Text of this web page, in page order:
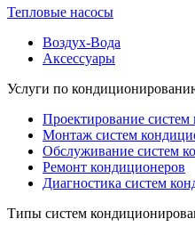
Тепловые насосы
Воздух-Вода
Аксессуары
Услуги по
Проектирование
Монтаж систем
Обслуживание систем
Ремонт кондиционеров
Диагностика систем
Типы систем